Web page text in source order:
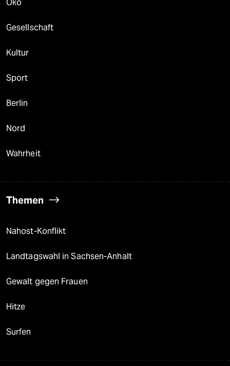
Öko
Gesellschaft
Kultur
Sport
Berlin
Nord
Wahrheit
Themen
Nahost-Konflikt
Landtagswahl in Sachsen-Anhalt
Gewalt gegen Frauen
Hitze
Surfen